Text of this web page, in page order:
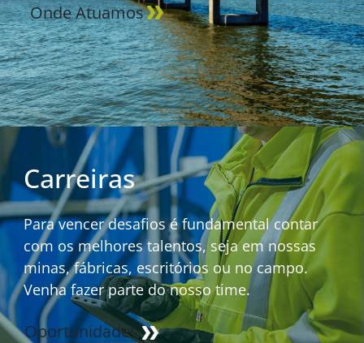
Onde Atuamos
Carreiras
Para vencer desafios é fundamental contar
com os melhores talentos, seja em nossas
minas, fábricas, escritórios ou no campo.
Venha fazer parte do nosso time.
Oportunidades